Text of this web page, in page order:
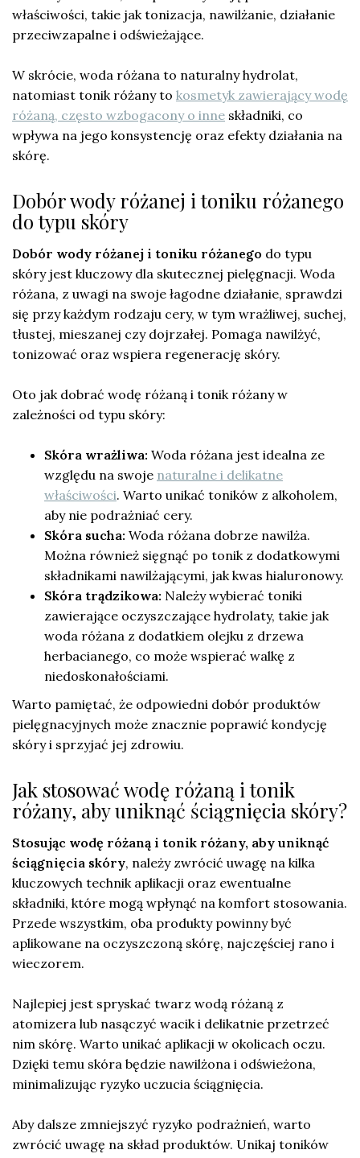
właściwości, takie jak tonizacja, nawilżanie, działanie
przeciwzapalne i odświeżające.
W skrócie, woda różana to naturalny hydrolat,
natomiast tonik różany to kosmetyk zawierający wodę
różaną, często wzbogacony o inne składniki, co
wpływa na jego konsystencję oraz efekty działania na
skórę.
Dobór wody różanej i toniku różanego
do typu skóry
Dobór wody różanej i toniku różanego do typu
skóry jest kluczowy dla skutecznej pielęgnacji. Woda
różana, z uwagi na swoje łagodne działanie, sprawdzi
się przy każdym rodzaju cery, w tym wrażliwej, suchej,
tłustej, mieszanej czy dojrzałej. Pomaga nawilżyć,
tonizować oraz wspiera regenerację skóry.
Oto jak dobrać wodę różaną i tonik różany w
zależności od typu skóry:
Skóra wrażliwa: Woda różana jest idealna ze
względu na swoje naturalne i delikatne
właściwości. Warto unikać toników z alkoholem,
aby nie podrażniać cery.
Skóra sucha: Woda różana dobrze nawilża.
Można również sięgnąć po tonik z dodatkowymi
składnikami nawilżającymi, jak kwas hialuronowy.
Skóra trądzikowa: Należy wybierać toniki
zawierające oczyszczające hydrolaty, takie jak
woda różana z dodatkiem olejku z drzewa
herbacianego, co może wspierać walkę z
niedoskonałościami.
Warto pamiętać, że odpowiedni dobór produktów
pielęgnacyjnych może znacznie poprawić kondycję
skóry i sprzyjać jej zdrowiu.
Jak stosować wodę różaną i tonik
różany, aby uniknąć ściągnięcia skóry?
Stosując wodę różaną i tonik różany, aby uniknąć
ściągnięcia skóry, należy zwrócić uwagę na kilka
kluczowych technik aplikacji oraz ewentualne
składniki, które mogą wpłynąć na komfort stosowania.
Przede wszystkim, oba produkty powinny być
aplikowane na oczyszczoną skórę, najczęściej rano i
wieczorem.
Najlepiej jest spryskać twarz wodą różaną z
atomizera lub nasączyć wacik i delikatnie przetrzeć
nim skórę. Warto unikać aplikacji w okolicach oczu.
Dzięki temu skóra będzie nawilżona i odświeżona,
minimalizując ryzyko uczucia ściągnięcia.
Aby dalsze zmniejszyć ryzyko podrażnień, warto
zwrócić uwagę na skład produktów. Unikaj toników